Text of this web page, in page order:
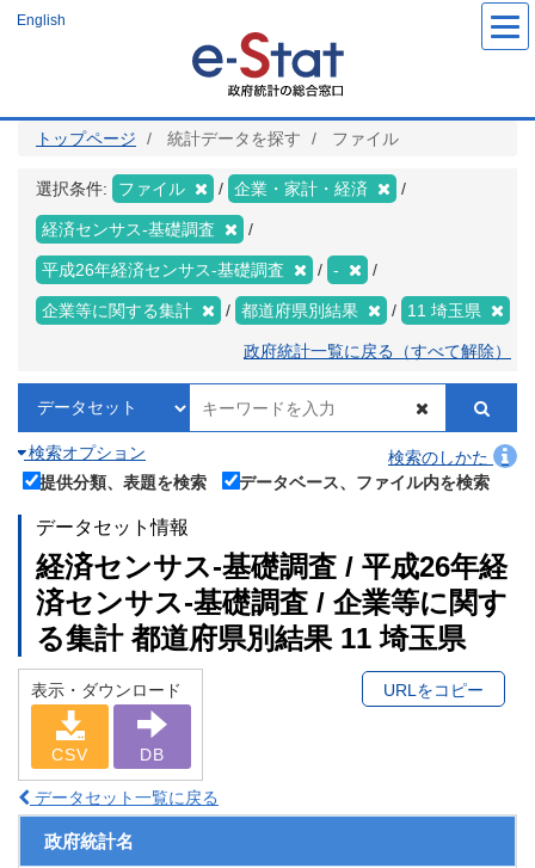
ツ
English
トップページ 統計データを探す ファイル
選択条件: ファイル 企業・家計・経済
経済センサス‐基礎調査
平成26年経済センサス‐基礎調査 -
企業等に関する集計 都道府県別結果 11 埼玉県
政府統計一覧に戻る（すべて解除）
検索オプション
検索のしかた
提供分類、表題を検索
データベース、ファイル内を検索
データセット情報
経済センサス‐基礎調査 / 平成26年経
済センサス‐基礎調査 / 企業等に関す
る集計 都道府県別結果 11 埼玉県
表示・ダウンロード
CSV DB
URLをコピー
データセット一覧に戻る
政府統計名